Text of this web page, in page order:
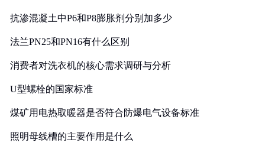
抗渗混凝土中P6和P8膨胀剂分别加多少
法兰PN25和PN16有什么区别
消费者对洗衣机的核心需求调研与分析
U型螺栓的国家标准
煤矿用电热取暖器是否符合防爆电气设备标准
照明母线槽的主要作用是什么